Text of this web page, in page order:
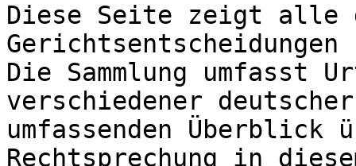
Diese Seite zeigt alle
Die Sammlung umfasst
verschiedener
umfassenden
Rechtsprechung in